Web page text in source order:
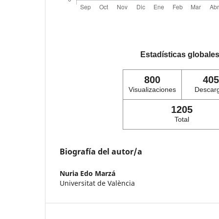
Estadísticas globales
800
Visualizaciones
405
1205
Total
Biografía del autor/a
Nuria Edo Marzá
Universitat de València